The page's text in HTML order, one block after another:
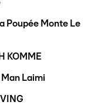
Poupée Monte Le
KOMME
Laimi